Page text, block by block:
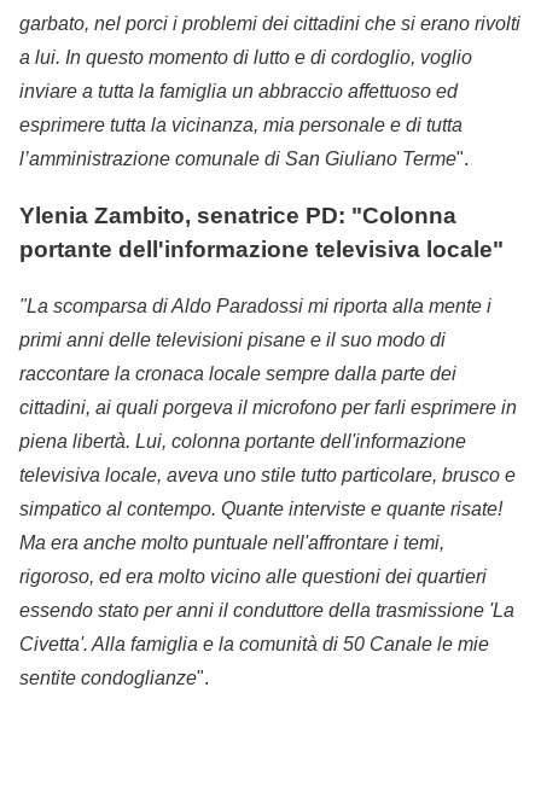
garbato, nel porci i problemi dei cittadini che si erano rivolti
a lui. In questo momento di lutto e di cordoglio, voglio
inviare a tutta la famiglia un abbraccio affettuoso ed
esprimere tutta la vicinanza, mia personale e di tutta
l’amministrazione comunale di San Giuliano Terme".
Ylenia Zambito, senatrice PD: "Colonna
portante dell'informazione televisiva locale"
"La scomparsa di Aldo Paradossi mi riporta alla mente i
primi anni delle televisioni pisane e il suo modo di
raccontare la cronaca locale sempre dalla parte dei
cittadini, ai quali porgeva il microfono per farli esprimere in
piena libertà. Lui, colonna portante dell'informazione
televisiva locale, aveva uno stile tutto particolare, brusco e
simpatico al contempo. Quante interviste e quante risate!
Ma era anche molto puntuale nell'affrontare i temi,
rigoroso, ed era molto vicino alle questioni dei quartieri
essendo stato per anni il conduttore della trasmissione 'La
Civetta'. Alla famiglia e la comunità di 50 Canale le mie
sentite condoglianze".